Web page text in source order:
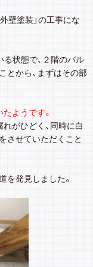
壁塗装」の工事にな
状態で、２階のバル
とから、まずはその部
ようです。
れがひどく、同時に白
させていただくこと
を発見しました。